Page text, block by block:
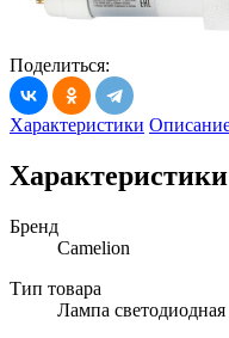
Поделиться:
Характеристики
Характеристики
Бренд
Camelion
Тип товара
Лампа